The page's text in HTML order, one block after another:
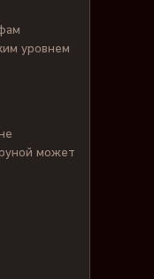
уровнем
может